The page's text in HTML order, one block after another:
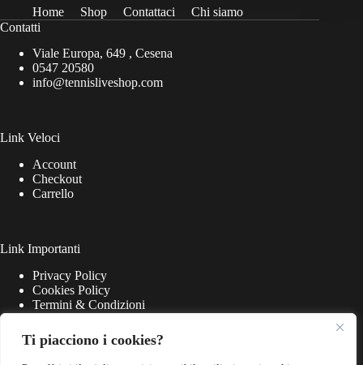
Ti piacciono i cookies?
Home Shop Contattaci
Chi siamo
Contatti
Viale Europa, 649 , Cesena
0547 20580
info@tennisliveshop.com
Link Veloci
Account
Checkout
Carrello
Link Importanti
Privacy Policy
Cookies Policy
Termini & Condizioni